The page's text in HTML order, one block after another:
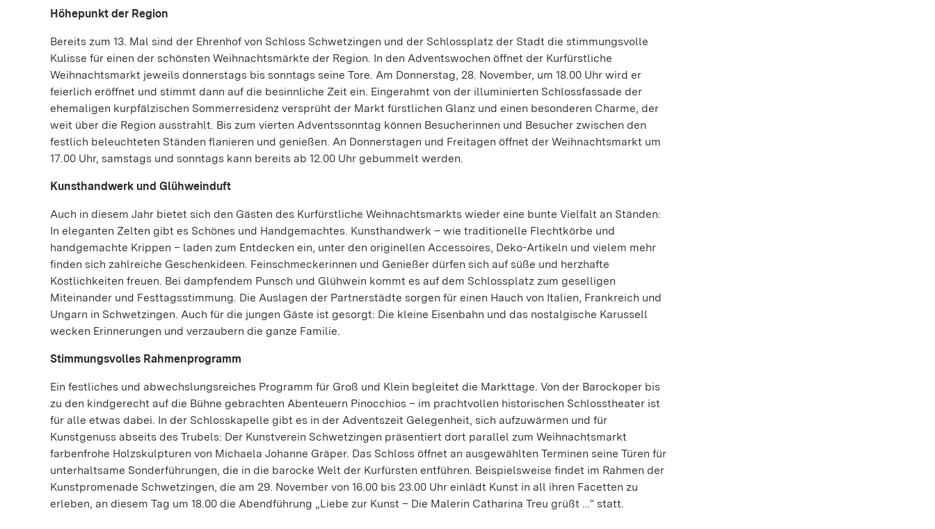
Höhepunkt der Region
Bereits zum 13. Mal sind der Ehrenhof von Schloss Schwetzingen und der Schlossplatz der Stadt die stimmungsvolle
Kulisse für einen der schönsten Weihnachtsmärkte der Region. In den Adventswochen öffnet der Kurfürstliche
Weihnachtsmarkt jeweils donnerstags bis sonntags seine Tore. Am Donnerstag, 28. November, um 18.00 Uhr wird er
feierlich eröffnet und stimmt dann auf die besinnliche Zeit ein. Eingerahmt von der illuminierten Schlossfassade der
ehemaligen kurpfälzischen Sommerresidenz versprüht der Markt fürstlichen Glanz und einen besonderen Charme, der
weit über die Region ausstrahlt. Bis zum vierten Adventssonntag können Besucherinnen und Besucher zwischen den
festlich beleuchteten Ständen flanieren und genießen. An Donnerstagen und Freitagen öffnet der Weihnachtsmarkt um
17.00 Uhr, samstags und sonntags kann bereits ab 12.00 Uhr gebummelt werden.
Kunsthandwerk und Glühweinduft
Auch in diesem Jahr bietet sich den Gästen des Kurfürstliche Weihnachtsmarkts wieder eine bunte Vielfalt an Ständen:
In eleganten Zelten gibt es Schönes und Handgemachtes. Kunsthandwerk – wie traditionelle Flechtkörbe und
handgemachte Krippen – laden zum Entdecken ein, unter den originellen Accessoires, Deko-Artikeln und vielem mehr
finden sich zahlreiche Geschenkideen. Feinschmeckerinnen und Genießer dürfen sich auf süße und herzhafte
Köstlichkeiten freuen. Bei dampfendem Punsch und Glühwein kommt es auf dem Schlossplatz zum geselligen
Miteinander und Festtagsstimmung. Die Auslagen der Partnerstädte sorgen für einen Hauch von Italien, Frankreich und
Ungarn in Schwetzingen. Auch für die jungen Gäste ist gesorgt: Die kleine Eisenbahn und das nostalgische Karussell
wecken Erinnerungen und verzaubern die ganze Familie.
Stimmungsvolles Rahmenprogramm
Ein festliches und abwechslungsreiches Programm für Groß und Klein begleitet die Markttage. Von der Barockoper bis
zu den kindgerecht auf die Bühne gebrachten Abenteuern Pinocchios – im prachtvollen historischen Schlosstheater ist
für alle etwas dabei. In der Schlosskapelle gibt es in der Adventszeit Gelegenheit, sich aufzuwärmen und für
Kunstgenuss abseits des Trubels: Der Kunstverein Schwetzingen präsentiert dort parallel zum Weihnachtsmarkt
farbenfrohe Holzskulpturen von Michaela Johanne Gräper. Das Schloss öffnet an ausgewählten Terminen seine Türen für
unterhaltsame Sonderführungen, die in die barocke Welt der Kurfürsten entführen. Beispielsweise findet im Rahmen der
Kunstpromenade Schwetzingen, die am 29. November von 16.00 bis 23.00 Uhr einlädt Kunst in all ihren Facetten zu
erleben, an diesem Tag um 18.00 die Abendführung „Liebe zur Kunst – Die Malerin Catharina Treu grüßt …“ statt.